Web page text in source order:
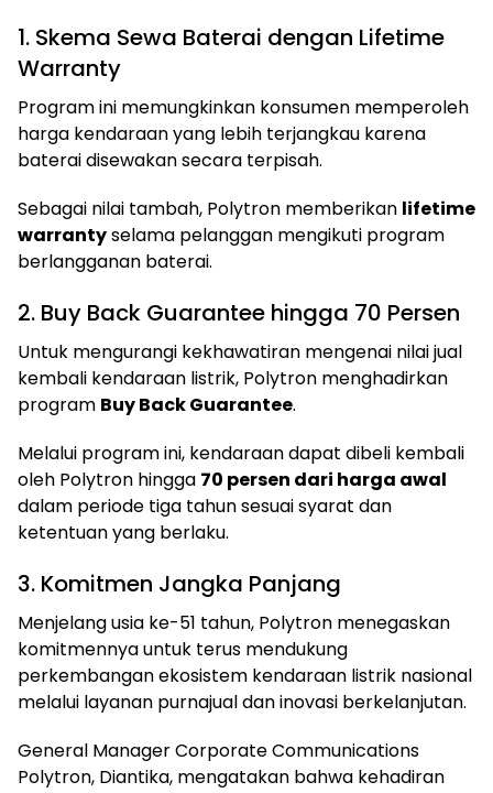
1. Skema Sewa Baterai dengan Lifetime
Warranty
Program ini memungkinkan konsumen memperoleh
harga kendaraan yang lebih terjangkau karena
baterai disewakan secara terpisah.
Sebagai nilai tambah, Polytron memberikan lifetime
warrantyselama pelanggan mengikuti program
berlangganan baterai.
2. Buy Back Guarantee hingga 70 Persen
Untuk mengurangi kekhawatiran mengenai nilai jual
kembali kendaraan listrik, Polytron menghadirkan
program Buy Back Guarantee.
Melalui program ini, kendaraan dapat dibeli kembali
oleh Polytron hingga 70 persen dari harga awal
dalam periode tiga tahun sesuai syarat dan
ketentuan yang berlaku.
3. Komitmen Jangka Panjang
Menjelang usia ke-51 tahun, Polytron menegaskan
komitmennya untuk terus mendukung
perkembangan ekosistem kendaraan listrik nasional
melalui layanan purnajual dan inovasi berkelanjutan.
General Manager Corporate Communications
Polytron, Diantika, mengatakan bahwa kehadiran